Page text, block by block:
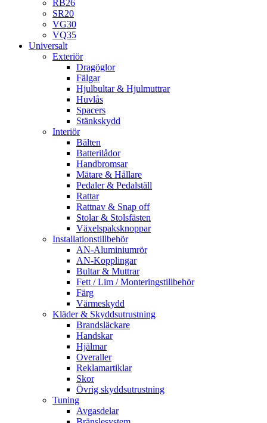
RB26
SR20
VG30
VQ35
Universalt
Exteriör
Dragöglor
Fälgar
Hjulbultar & Hjulmuttrar
Huvlås
Spacers
Stänkskydd
Interiör
Bälten
Batterilådor
Handbromsar
Mätare & Hållare
Pedaler & Pedalställ
Rattar
Rattnav & Snap off
Stolar & Stolsfästen
Växelspaksknoppar
Installationstillbehör
AN-Aluminiumrör
AN-Kopplingar
Bultar & Muttrar
Fett / Lim / Monteringstillbehör
Färg
Värmeskydd
Kläder & Skyddsutrustning
Brandsläckare
Handskar
Hjälmar
Overaller
Reklamartiklar
Skor
Övrig skyddsutrustning
Tuning
Avgasdelar